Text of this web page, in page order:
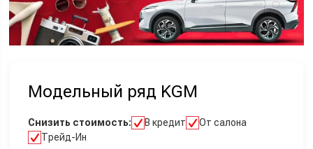
Модельный ряд KGM
Снизить стоимость: В кредит
От салона
Трейд-Ин